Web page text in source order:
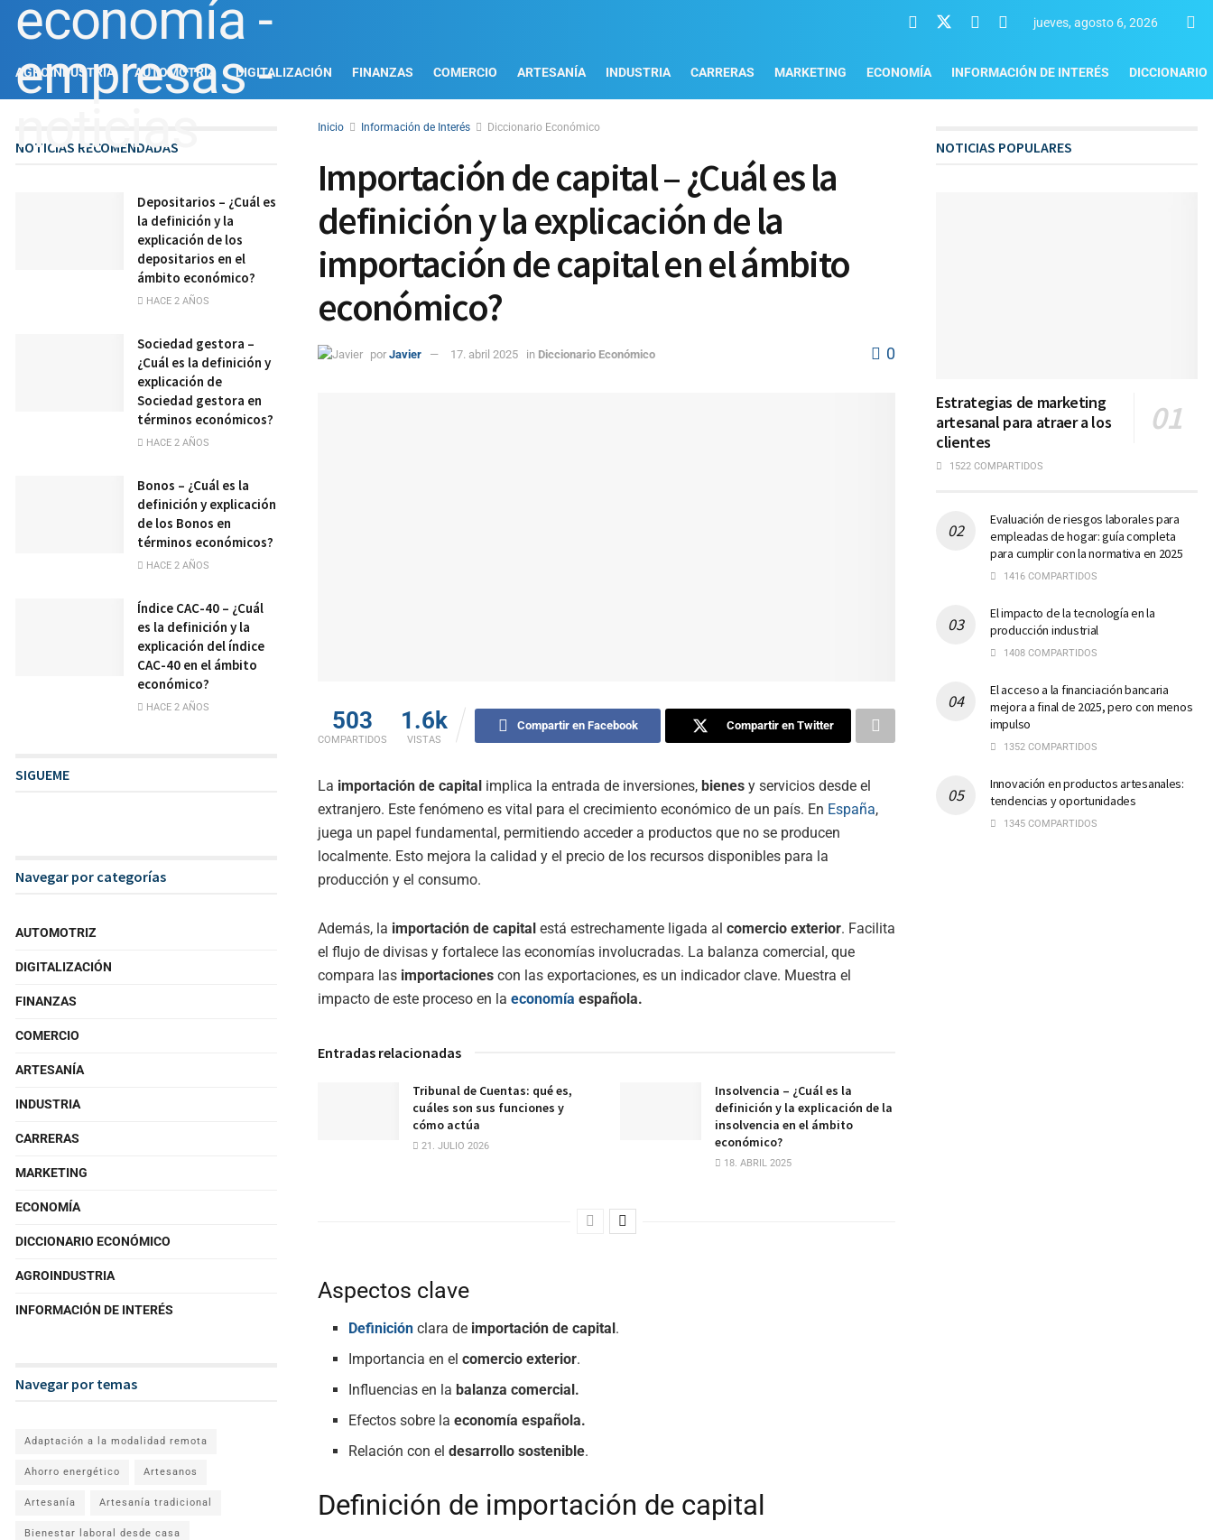
jueves, agosto 6, 2026
AGROINDUSTRIA AUTOMOTRIZ DIGITALIZACIÓN FINANZAS COMERCIO ARTESANÍA INDUSTRIA CARRERAS MARKETING ECONOMÍA INFORMACIÓN DE INTERÉS DICCIONARIO
Inicio Información de Interés Diccionario Económico
Importación de capital – ¿Cuál es la
definición y la explicación de la
importación de capital en el ámbito
económico?
por Javier 17. abril 2025 in Diccionario Económico 0
503
COMPARTIDOS
1.6k
VISTAS
Compartir en Facebook Compartir en Twitter
La importación de capital implica la entrada de inversiones, bienes y servicios desde el
extranjero. Este fenómeno es vital para el crecimiento económico de un país. En España,
juega un papel fundamental, permitiendo acceder a productos que no se producen
localmente. Esto mejora la calidad y el precio de los recursos disponibles para la
producción y el consumo.
Además, la importación de capital está estrechamente ligada al comercio exterior. Facilita
el flujo de divisas y fortalece las economías involucradas. La balanza comercial, que
compara las importaciones con las exportaciones, es un indicador clave. Muestra el
impacto de este proceso en la economía española.
Entradas relacionadas
Tribunal de Cuentas: qué es,
cuáles son sus funciones y
cómo actúa
21. JULIO 2026
Insolvencia – ¿Cuál es la
definición y la explicación de la
insolvencia en el ámbito
económico?
18. ABRIL 2025
Aspectos clave
Definición clara de importación de capital .
Importancia en elcomercio exterior.
Influencias en la balanza comercial.
Efectos sobre laeconomía española.
Relación con eldesarrollo sostenible.
Definición de importación de capital
NOTICIAS RECOMENDADAS
Depositarios – ¿Cuál es
la definición y la
explicación de los
depositarios en el
ámbito económico?
HACE 2 AÑOS
Sociedad gestora –
¿Cuál es la definición y
explicación de
Sociedad gestora en
términos económicos?
HACE 2 AÑOS
Bonos – ¿Cuál es la
definición y explicación
de los Bonos en
términos económicos?
HACE 2 AÑOS
Índice CAC-40 – ¿Cuál
es la definición y la
explicación del índice
CAC-40 en el ámbito
económico?
HACE 2 AÑOS
SIGUEME
Navegar por categorías
AUTOMOTRIZ
DIGITALIZACIÓN
FINANZAS
COMERCIO
ARTESANÍA
INDUSTRIA
CARRERAS
MARKETING
ECONOMÍA
DICCIONARIO ECONÓMICO
AGROINDUSTRIA
INFORMACIÓN DE INTERÉS
Navegar por temas
Adaptación a la modalidad remota
Ahorro energético Artesanos
Artesanía Artesanía tradicional
Bienestar laboral desde casa
NOTICIAS POPULARES
Estrategias de marketing
artesanal para atraer a los
clientes
1522 COMPARTIDOS
Evaluación de riesgos laborales para
empleadas de hogar: guía completa
para cumplir con la normativa en 2025
1416 COMPARTIDOS
El impacto de la tecnología en la
producción industrial
1408 COMPARTIDOS
El acceso a la financiación bancaria
mejora a final de 2025, pero con menos
impulso
1352 COMPARTIDOS
Innovación en productos artesanales:
tendencias y oportunidades
1345 COMPARTIDOS